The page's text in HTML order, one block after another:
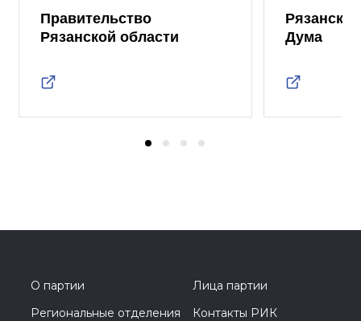
Правительство
Рязанской области
Дума
О партии
Лица партии
Региональные отделения
Контакты РИК